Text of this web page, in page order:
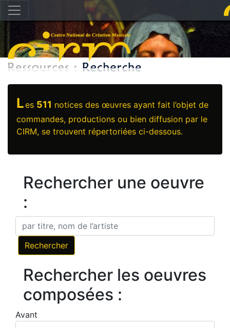
Les 511 notices des œuvres ayant fait l’objet de
commandes, productions ou bien diffusion par le
CIRM, se trouvent répertoriées ci-dessous.
Rechercher une oeuvre
:
Rechercher les oeuvres
composées :
Avant